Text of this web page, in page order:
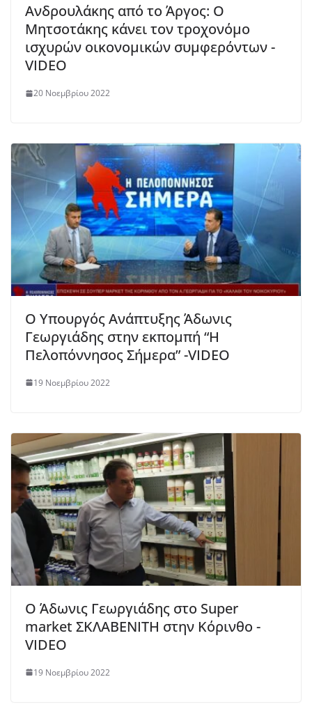
Ανδρουλάκης από το Άργος: Ο
Μητσοτάκης κάνει τον τροχονόμο
ισχυρών οικονομικών συμφερόντων -
VIDEO
20 Νοεμβρίου 2022
O Yπουργός Ανάπτυξης Άδωνις
Γεωργιάδης στην εκπομπή “Η
Πελοπόννησος Σήμερα” -VIDEO
19 Νοεμβρίου 2022
Ο Άδωνις Γεωργιάδης στο Super
market ΣΚΛΑΒΕΝΙΤΗ στην Κόρινθο -
VIDEO
19 Νοεμβρίου 2022